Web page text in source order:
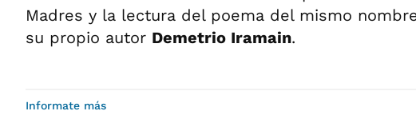
Madres y la lectura del poema del mismo
su propio autor Demetrio Iramain.
Informate más